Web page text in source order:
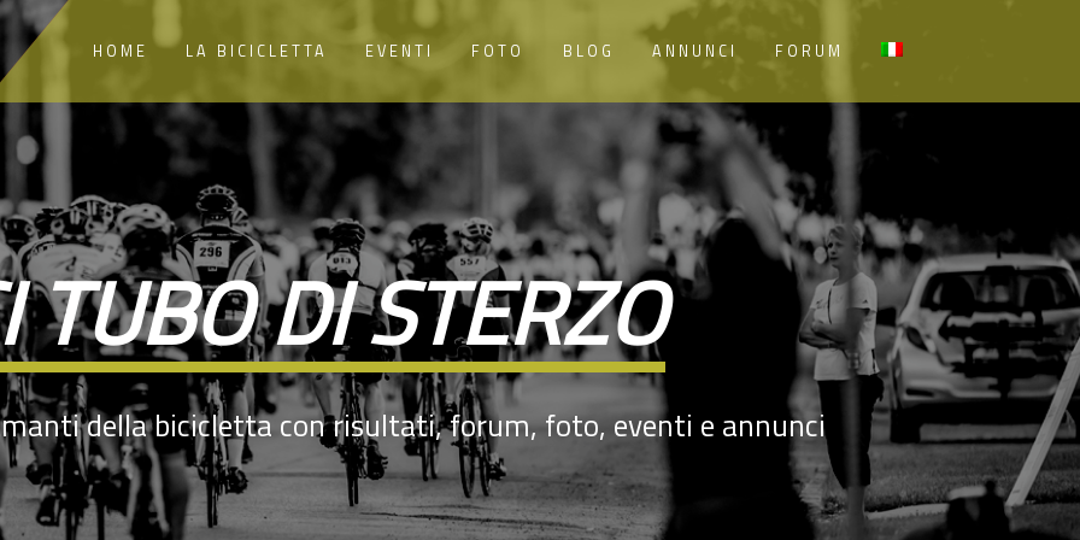
HOME LA BICICLETTA EVENTI FOTO BLOG ANNUNCI FORUM
TUBO DI STERZO
della bicicletta con risultati, forum, foto, eventi e annunci